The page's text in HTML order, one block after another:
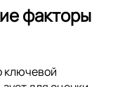
факторы
ключевой